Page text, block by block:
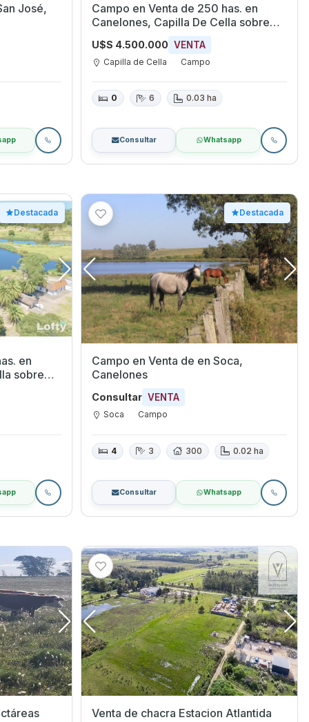
Campo en Venta de 250 has. en
Canelones, Capilla De Cella sobre
U$S 4.500.000 VENTA
Capilla de Cella Campo
0 6 0.03 ha
Consultar Whatsapp
Destacada
en
sobre
Destacada
Campo en Venta de en Soca,
Canelones
Consultar VENTA
Soca Campo
4 3 300 0.02 ha
Consultar Whatsapp
Venta de chacra Estacion Atlantida